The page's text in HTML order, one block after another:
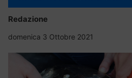
Redazione
domenica 3 Ottobre 2021